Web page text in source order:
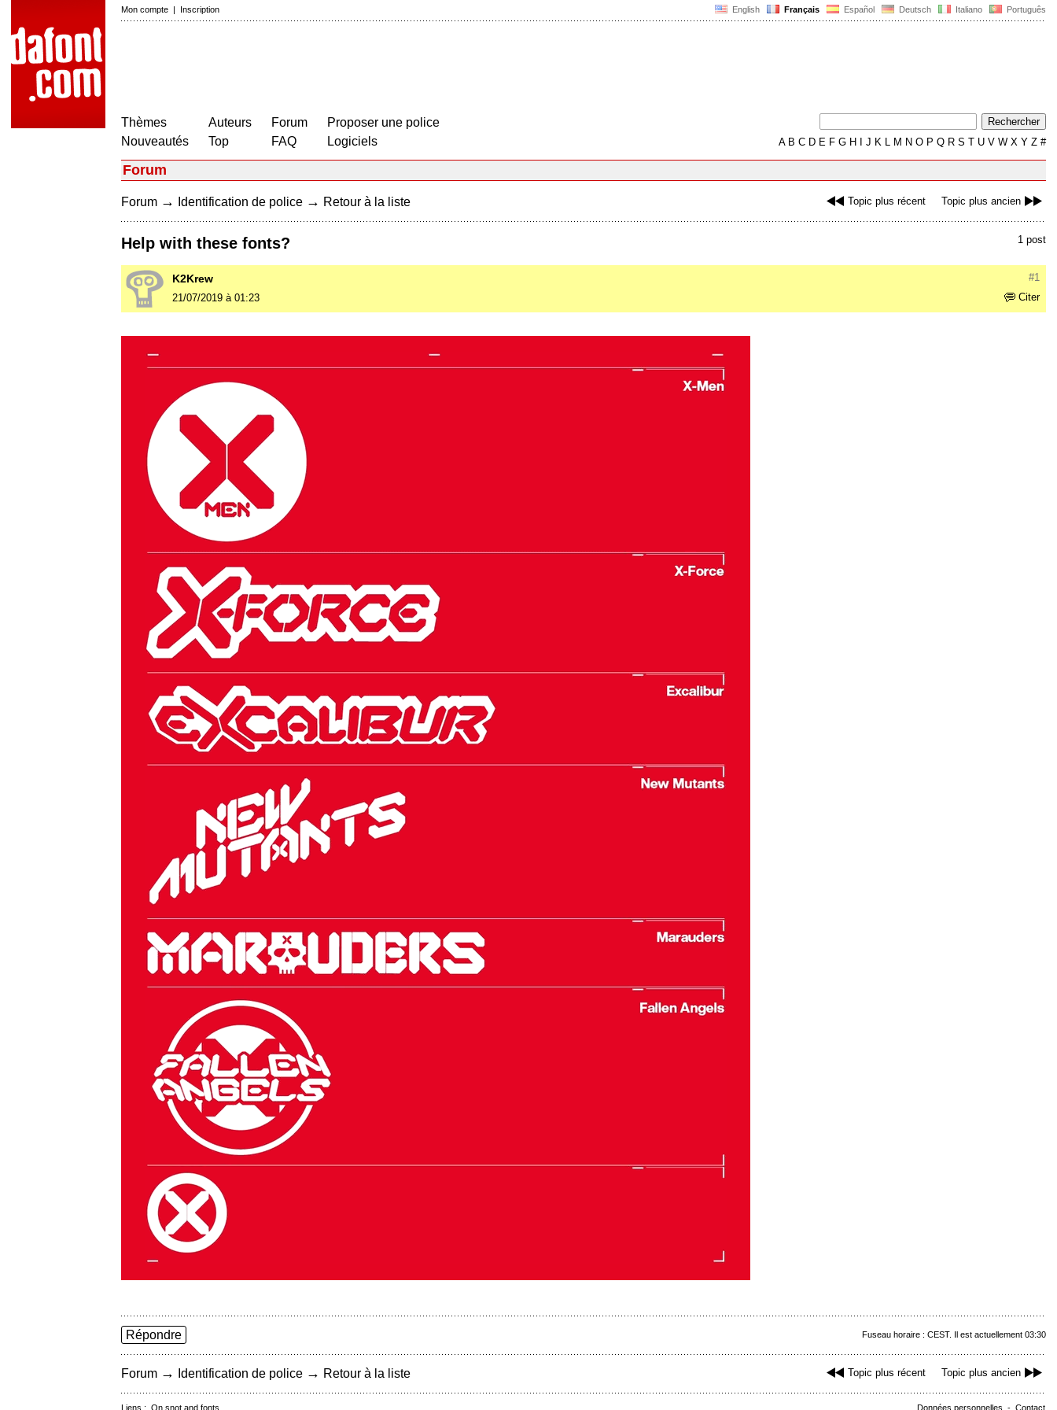
English Français Español Deutsch Italiano Português
Mon compte | Inscription
Thèmes
Nouveautés
Auteurs
Top
Forum
FAQ
Proposer une police
Logiciels
AB C D E F G H J K L M N O P Q R S T U V W X Y Z #
Forum
Topic plus récent Topic plus ancien
Forum → Identification de police → Retour à la liste
1 post
Help with these fonts?
#1
K2Krew
Citer
21/07/2019 à 01:23
Fuseau horaire : CEST. Il est actuellement 03:30
Répondre
Topic plus récent Topic plus ancien
Forum → Identification de police → Retour à la liste
Données personnelles - Contact
Liens : On snot and fonts